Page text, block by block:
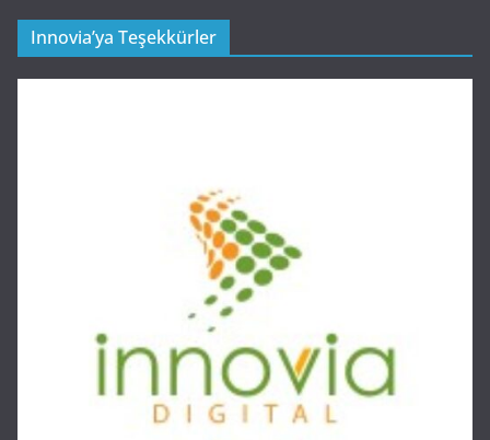
Innovia’ya Teşekkürler